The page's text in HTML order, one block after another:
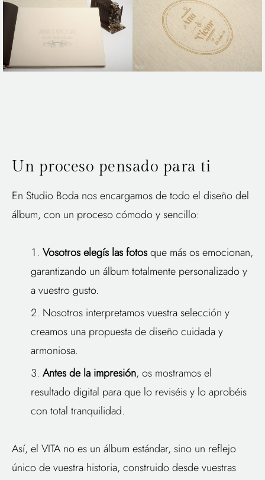
Un proceso pensado para ti
En Studio Boda nos encargamos de todo el diseño del
álbum, con un proceso cómodo y sencillo:
Vosotros elegís las fotosque más os emocionan,
garantizando un álbum totalmente personalizado y
a vuestro gusto.
Nosotros interpretamos vuestra selección y
creamos una propuesta de diseño cuidada y
armoniosa.
Antes de la impresión, os mostramos el
resultado digital para que lo reviséis y lo aprobéis
con total tranquilidad.
Así, el VITA no es un álbum estándar, sino un reflejo
único de vuestra historia, construido desde vuestras